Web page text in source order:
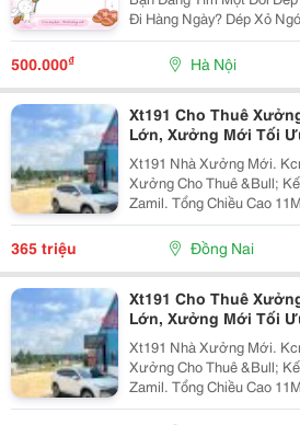
Đi Hàng Ngày? Dép Xỏ
Cho Những Ngày Đi Chơi,
Dụng
500.000₫ Hà Nội
Xt191 Cho Thuê
Lớn, Xưởng Mới Tối
Sx
Xt191 Nhà Xưởng Mới.
Xưởng Cho Thuê &Bull; Kết Cấu Xưởng: Khung Thép
Zamil. Tổng Chiều Cao
4700M2 ( 42M X 112M ) &Bull; Dt Nx Sản Xuất : 38M X
91M
365 triệu Đồng Nai
Xt191 Cho Thuê
Lớn, Xưởng Mới Tối
Sx
Xt191 Nhà Xưởng Mới.
Xưởng Cho Thuê &Bull; Kết Cấu Xưởng: Khung Thép
Zamil. Tổng Chiều Cao
4700M2 ( 42M X 112M ) &Bull; Dt Nx Sản Xuất : 38M X